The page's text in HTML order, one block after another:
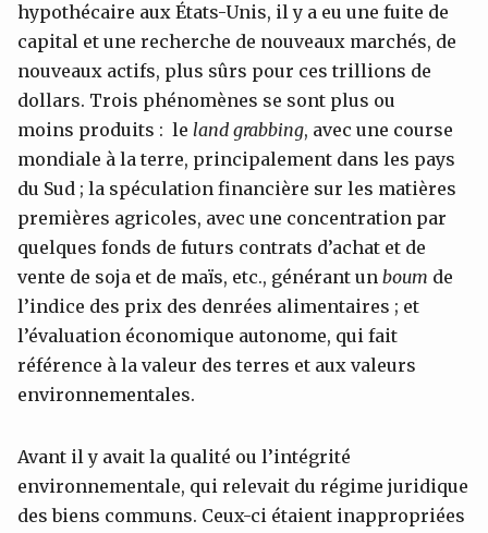
hypothécaire aux États-Unis, il y a eu une fuite de
capital et une recherche de nouveaux marchés, de
nouveaux actifs, plus sûrs pour ces trillions de
dollars. Trois phénomènes se sont plus ou
moins produits : le land grabbing, avec une course
mondiale à la terre, principalement dans les pays
du Sud ; la spéculation financière sur les matières
premières agricoles, avec une concentration par
quelques fonds de futurs contrats d’achat et de
vente de soja et de maïs, etc., générant un boum de
l’indice des prix des denrées alimentaires ; et
l’évaluation économique autonome, qui fait
référence à la valeur des terres et aux valeurs
environnementales.
Avant il y avait la qualité ou l’intégrité
environnementale, qui relevait du régime juridique
des biens communs. Ceux-ci étaient inappropriées